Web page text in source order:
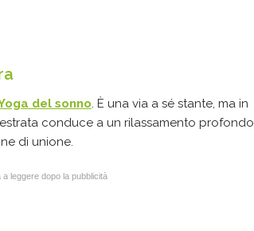
del sonno . È una via a sé stante, ma in
conduce a un rilassamento profondo
di unione.
a leggere dopo la pubblicità